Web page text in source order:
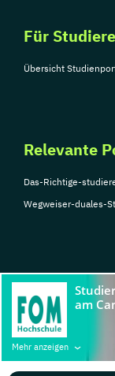
Mehr anzeigen
Für
Übersicht
Relevante
Das-Richtige-
Wegweiser-duales-
© Copyright 2026,
Impressum
uns